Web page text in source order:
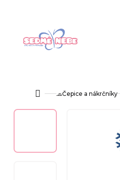
Domů🧢Čepice a nákrčníky